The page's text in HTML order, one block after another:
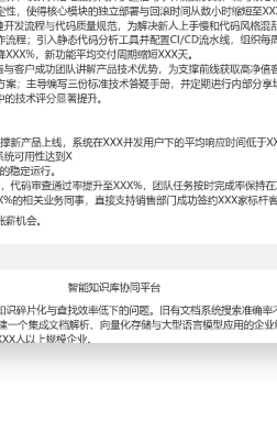
多家行业头部企业建立了标杆合作。
监
场景的新产品后端技术栈选型，为解
Java在微服务架构下的性能差异；牵
压力测试；依据测试数据决定采用Go
将新服务初期部署效率提升XXX%。
点，基于领域驱动设计方法划分服务
编写核心接口与数据一致性方案；通
模块的独立部署与回滚时间从数小时
组的敏捷开发流程与代码质量规范，为
新功能平均交付周期缩短XXX天。